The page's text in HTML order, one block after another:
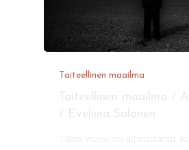
Taiteellinen maailma
Taiteellinen maailma /
/ Eveliina Salonen
Tämä vuosi on aiheuttanut